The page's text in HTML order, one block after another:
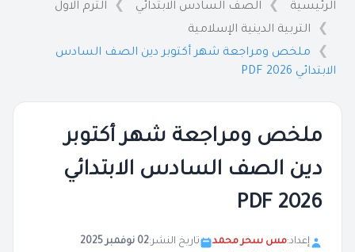
الرئيسية الصف السادس الابتدائي
الترم الاول
التربية الدينية الإسلامية
ملخص ومراجعة شهر أكتوبر دين الصف السادس
الابتدائي 2026 PDF
ملخص ومراجعة شهر أكتوبر
دين الصف السادس الابتدائي
2026 PDF
إعداد:مس سحر محمد تاريخ النشر:02 نوفمبر 2025